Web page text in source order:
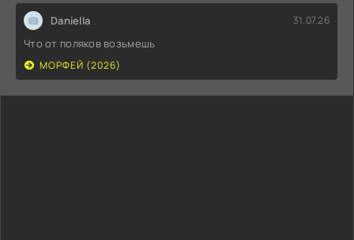
Daniella 31.07.26
Что от поляков возьмешь
МОРФЕЙ (2026)